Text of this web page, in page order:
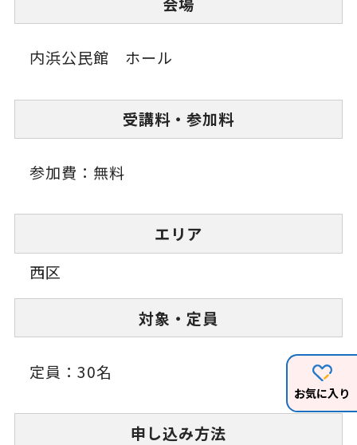
お気に入り
内浜公民館 ホール
受講料・参加料
参加費：無料
エリア
西区
対象・定員
定員：30名
申し込み方法